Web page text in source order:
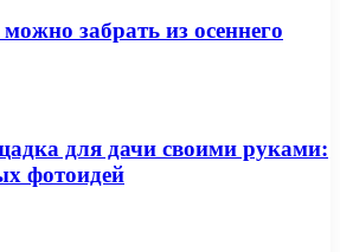
забрать из осеннего
для дачи своими руками:
фотоидей